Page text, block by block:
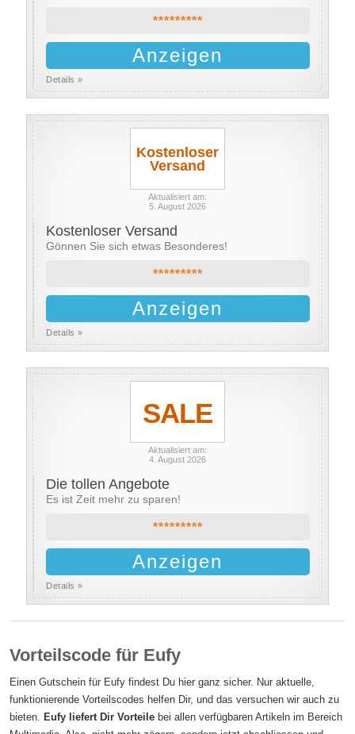
*********
Anzeigen
Details »
Kostenloser
Versand
Aktualisiert am:
5. August 2026
Kostenloser Versand
Gönnen Sie sich etwas Besonderes!
*********
Anzeigen
Details »
SALE
Aktualisiert am:
4. August 2026
Die tollen Angebote
Es ist Zeit mehr zu sparen!
*********
Anzeigen
Details »
Vorteilscode für Eufy
Einen Gutschein für Eufy findest Du hier ganz sicher. Nur aktuelle,
funktionierende Vorteilscodes helfen Dir, und das versuchen wir auch zu
bieten. Eufy liefert Dir Vorteile bei allen verfügbaren Artikeln im Bereich